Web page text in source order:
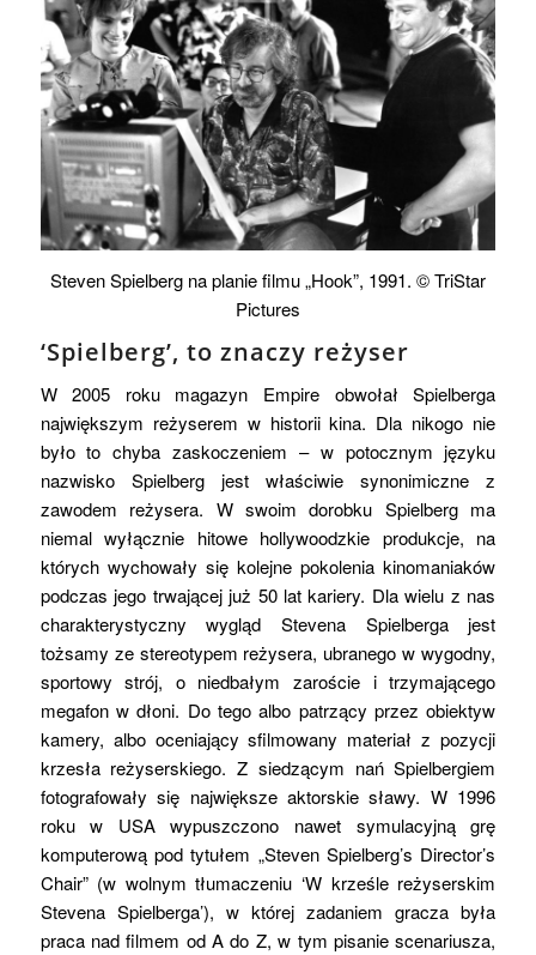
Steven Spielberg na planie filmu „Hook”, 1991. © TriStar
Pictures
‘Spielberg’, to znaczy reżyser
W 2005 roku magazyn Empire obwołał Spielberga
największym reżyserem w historii kina. Dla nikogo nie
było to chyba zaskoczeniem – w potocznym języku
nazwisko Spielberg jest właściwie synonimiczne z
zawodem reżysera. W swoim dorobku Spielberg ma
niemal wyłącznie hitowe hollywoodzkie produkcje, na
których wychowały się kolejne pokolenia kinomaniaków
podczas jego trwającej już 50 lat kariery. Dla wielu z nas
charakterystyczny wygląd Stevena Spielberga jest
tożsamy ze stereotypem reżysera, ubranego w wygodny,
sportowy strój, o niedbałym zaroście i trzymającego
megafon w dłoni. Do tego albo patrzący przez obiektyw
kamery, albo oceniający sfilmowany materiał z pozycji
krzesła reżyserskiego. Z siedzącym nań Spielbergiem
fotografowały się największe aktorskie sławy. W 1996
roku w USA wypuszczono nawet symulacyjną grę
komputerową pod tytułem „Steven Spielberg’s Director’s
Chair” (w wolnym tłumaczeniu ‘W krześle reżyserskim
Stevena Spielberga’), w której zadaniem gracza była
praca nad filmem od A do Z, w tym pisanie scenariusza,